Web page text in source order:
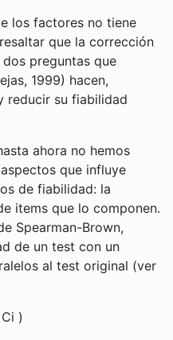
los factores no tiene
que la corrección
preguntas que
1999) hacen,
reducir su fiabilidad
ahora no hemos
que influye
de fiabilidad: la
items que lo componen.
Spearman-Brown,
de un test con un
al test original (ver
)